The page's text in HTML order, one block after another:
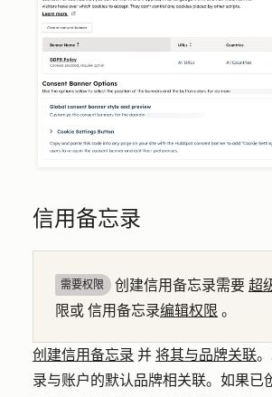
信用备忘录
需要权限 创建信用备忘录需要 超
限或 信用备忘录编辑权限 。
创建信用备忘录 并 将其与品牌关联。
录与账户的默认品牌相关联。如果已